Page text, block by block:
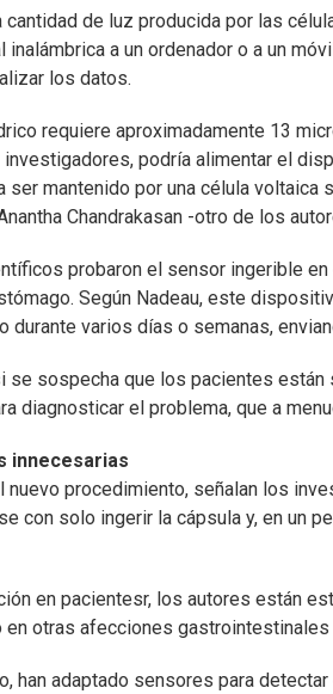
cantidad de luz producida por las
inalámbrica a un ordenador o a un
los datos.
requiere aproximadamente 13
podría alimentar el
ser mantenido por una célula
Chandrakasan -otro de los
probaron el sensor ingerible
Según Nadeau, este
durante varios días o semanas,
se sospecha que los pacientes están
diagnosticar el problema, que a
innecesarias
nuevo procedimiento, señalan los
con solo ingerir la cápsula y, en un
en pacientesr, los autores están
otras afecciones gastrointestinales
han adaptado sensores para